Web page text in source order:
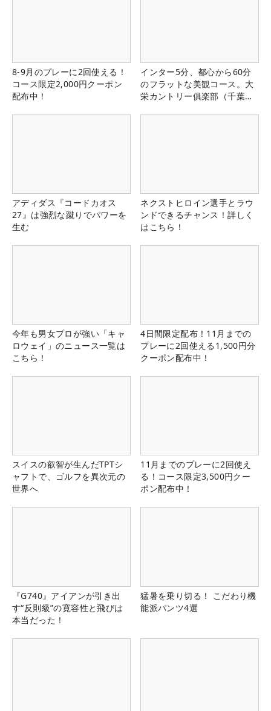
8-9月のプレーに2回使える！
コース限定2,000円クーポン
配布中！
インター5分、都心から60分
のフラットな美観コース。大
栄カントリー俱楽部（千葉
アディダス『コードカオス
27』は強烈な蹴りでパワーを
生む
ネクストヒロイン選手とラウ
ンドできるチャンス！詳しく
はこちら！
今年も男女プロが強い「キャ
ロウェイ」のニュース一覧は
こちら！
4日間限定配布！11月までの
プレーに2回使える1,500円分
クーポン配布中！
スイスの叡智が生んだTPTシ
ャフトで、ゴルフを異次元の
世界へ
11月までのプレーに2回使え
る！コース限定3,500円クー
ポン配布中！
『G740』アイアンが引き出
す“反則級”の寛容性と飛びは
本当だった！
猛暑を乗り切る！ こだわり機
能派パンツ4選